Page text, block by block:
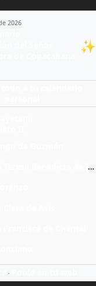
2026
✨
a tu calendario
Santa Teresa Benedicta de la Cruz
·